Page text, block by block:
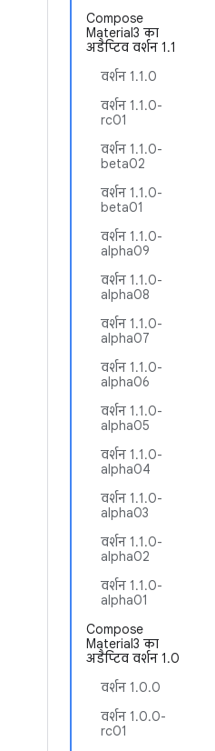
Compose
Material3 का
अडैप्टिव वर्शन 1.1
वर्शन 1.1.0
वर्शन 1.1.0-
rc01
वर्शन 1.1.0-
beta02
वर्शन 1.1.0-
beta01
वर्शन 1.1.0-
alpha09
वर्शन 1.1.0-
alpha08
वर्शन 1.1.0-
alpha07
वर्शन 1.1.0-
alpha06
वर्शन 1.1.0-
alpha05
वर्शन 1.1.0-
alpha04
वर्शन 1.1.0-
alpha03
वर्शन 1.1.0-
alpha02
वर्शन 1.1.0-
alpha01
Compose
Material3 का
अडैप्टिव वर्शन 1.0
वर्शन 1.0.0
वर्शन 1.0.0-
rc01